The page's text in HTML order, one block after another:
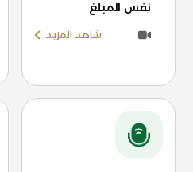
نفس المبلغ
شاهد المزيد